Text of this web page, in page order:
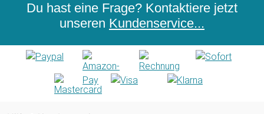
Du hast eine Frage? Kontaktiere jetzt
unseren Kundenservice...